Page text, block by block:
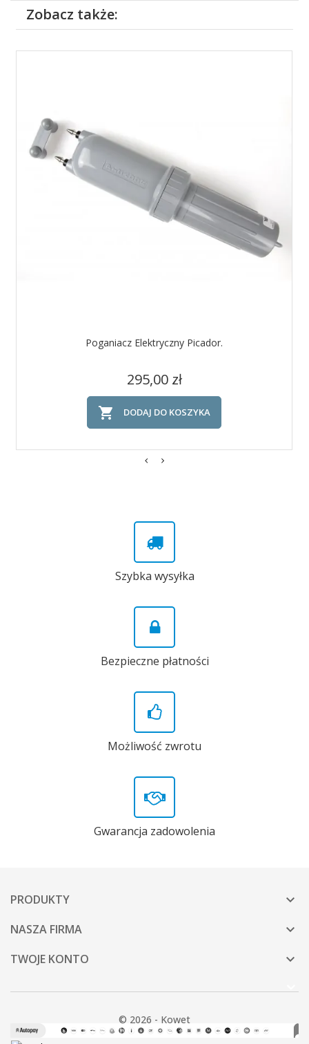
Zobacz także:
Poganiacz Elektryczny Picador.
Cena
295,00 zł
 DODAJ DO KOSZYKA
Szybka wysyłka
Bezpieczne płatności
Możliwość zwrotu
Gwarancja zadowolenia
PRODUKTY 
NASZA FIRMA 
TWOJE KONTO 
© 2026 - Kowet